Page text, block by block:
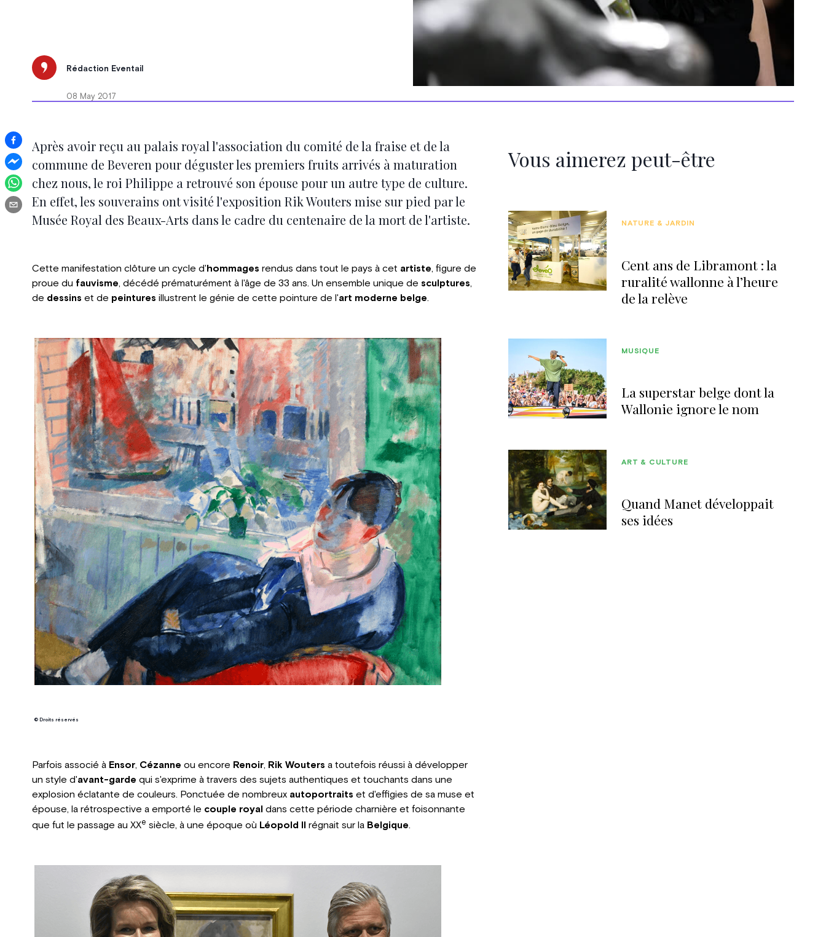
Rédaction Eventail
08 May 2017
Après avoir reçu au palais royal l'association du comité de la fraise et de la
commune de Beveren pour déguster les premiers fruits arrivés à maturation
chez nous, le roi Philippe a retrouvé son épouse pour un autre type de culture.
En effet, les souverains ont visité l'exposition Rik Wouters mise sur pied par le
Musée Royal des Beaux-Arts dans le cadre du centenaire de la mort de l'artiste.
Cette manifestation clôture un cycle d' hommages rendus dans tout le pays à cet artiste, figure de
proue du fauvisme, décédé prématurément à l'âge de 33 ans. Un ensemble unique de sculptures,
de dessins et de peintures illustrent le génie de cette pointure de l'art moderne belge.
© Droits réservés
Parfois associé à Ensor, Cézanne ou encore Renoir, Rik Wouters a toutefois réussi à développer
un style d'avant-garde qui s'exprime à travers des sujets authentiques et touchants dans une
explosion éclatante de couleurs. Ponctuée de nombreux autoportraits et d'effigies de sa muse et
épouse, la rétrospective a emporté le couple royal dans cette période charnière et foisonnante
que fut le passage au XXe siècle, à une époque où Léopold II régnait sur la Belgique.
Vous aimerez peut-être
Cent ans de Libramont : la
ruralité wallonne à l’heure
de la relève
NATURE & JARDIN
La superstar belge dont la
Wallonie ignore le nom
MUSIQUE
Quand Manet développait
ses idées
ART & CULTURE